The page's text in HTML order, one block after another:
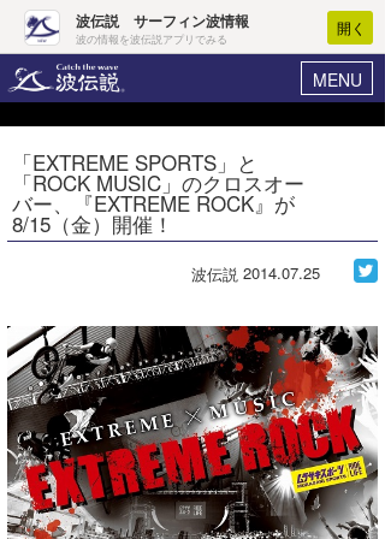
波伝説 サーフィン波情報
波の情報を波伝説アプリでみる
開く
MENU
ヘルプ マイホーム
ログイン
新規会員登録
WAVE HUNTER波予想ツール
気象情報
ニュース
サーフィンエリアガイド
会員メニュー
「EXTREME SPORTS」と
「ROCK MUSIC」のクロスオー
バー、『EXTREME ROCK』が
8/15（金）開催！
波伝説 2014.07.25
Core Surf Japan
コンテスト
ファッション/グッズ
コラム
トラベル
ショップ情報
ショップ情報
ウラナミ